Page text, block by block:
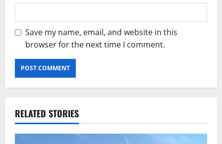
Save my name, email, and website in this
browser for the next time I comment.
RELATED STORIES